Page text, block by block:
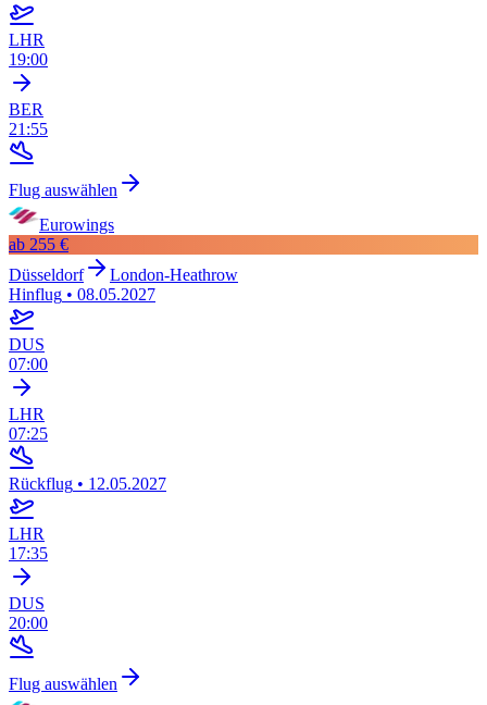
LHR
19:00
BER
21:55
Flug auswählen
Eurowings
ab 255 €
Düsseldorf
London-Heathrow
Hinflug • 08.05.2027
DUS
07:00
LHR
07:25
Rückflug • 12.05.2027
LHR
17:35
DUS
20:00
Flug auswählen